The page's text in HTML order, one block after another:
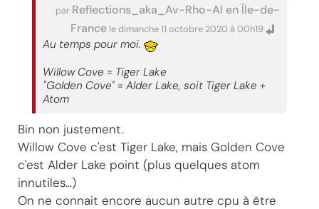
par Reflections_aka_Av-Rho-Al en Île-de-
France le dimanche 11 octobre 2020 à 00h19
Au temps pour moi.
Willow Cove = Tiger Lake
"Golden Cove" = Alder Lake, soit Tiger Lake +
Atom
Bin non justement.
Willow Cove c'est Tiger Lake, mais Golden Cove
c'est Alder Lake point (plus quelques atom
innutiles...)
On ne connait encore aucun autre cpu à être